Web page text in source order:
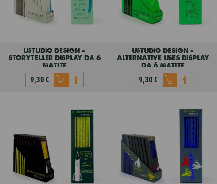
ustudio design -
storyteller display da 6
matite
9,30 €
9,30 €
ustudio design -
alternative uses display
da 6 matite
9,30 €
alternative uses display
9,30 €